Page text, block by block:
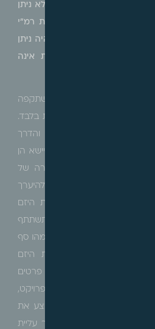
והוועדה הגיעה למסקנה שלא ניתן
לאשר את המוצע לגבי מתחם 2 אלא כנגד התחייבות רמ"י
מתוך מקורותיה, לא היה ניתן
שבניגוד לטענת המשיבות אינה
המשיבות כפי שהשתקפה
הצפויה היא עלות ערבויות בלבד.
מנותקות מהעסקה הכוללת, והדרך
השגת מימון מגוף מממן שיישא הן
התכנון והביצוע והמכירה של
הגוף המממן אינו יכול להיערך
לפיה רמ"י תדון בבקשת היזם
מקרקעי ישראל כיצד תשתתף
הכלכלית. לא ידוע עדיין מהו סף
תשלים את הדרוש להבאת היזם
שאינם ידועים, ובהיעדר פרטים
ובהיעדר מימון לא יהיה פרויקט,
כאשר העירייה מבקשת לבצע את
הציבור ולא להמתין עד אשר עליית